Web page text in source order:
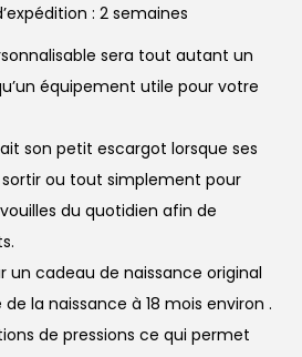
: 2 semaines
sera tout autant un
équipement utile pour votre
son petit escargot lorsque ses
ou tout simplement pour
du quotidien afin de
un cadeau de naissance original
la naissance à 18 mois environ .
de pressions ce qui permet